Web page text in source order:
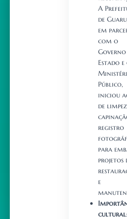
A
de
em
com o
Estado e
Público,
iniciou
de
registro
para
projetos
e
cultural: